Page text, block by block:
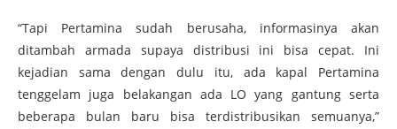
“Tapi Pertamina sudah berusaha, informasinya akan
ditambah armada supaya distribusi ini bisa cepat. Ini
kejadian sama dengan dulu itu, ada kapal Pertamina
tenggelam juga belakangan ada LO yang gantung serta
beberapa bulan baru bisa terdistribusikan semuanya,”